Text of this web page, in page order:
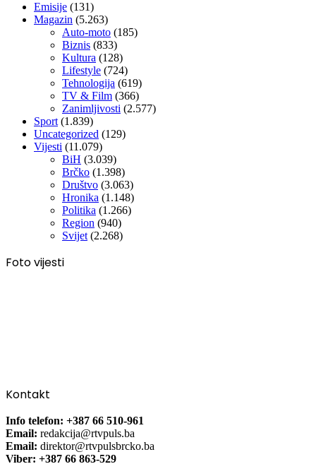
Emisije (131)
Magazin (5.263)
Auto-moto (185)
Biznis (833)
Kultura (128)
Lifestyle (724)
Tehnologija (619)
TV & Film (366)
Zanimljivosti (2.577)
Sport (1.839)
Uncategorized (129)
Vijesti (11.079)
BiH (3.039)
Brčko (1.398)
Društvo (3.063)
Hronika (1.148)
Politika (1.266)
Region (940)
Svijet (2.268)
Foto vijesti
Kontakt
Info telefon: +387 66 510-961
Email: redakcija@rtvpuls.ba
Email: direktor@rtvpulsbrcko.ba
Viber: +387 66 863-529